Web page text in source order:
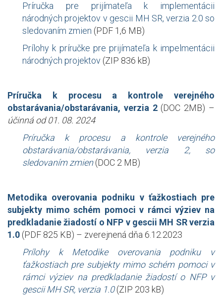
Príručka pre prijímateľa k implementácii
národných projektov v gescii MH SR, verzia 2.0 so
sledovaním zmien (PDF 1,6 MB)
Prílohy k príručke pre prijímateľa k impelmentácii
národných projektov (ZIP 836 kB)
Príručka
k procesu a kontrole verejného
obstarávania/obstarávania, verzia 2(DOC 2MB) –
účinnáod 01. 08. 2024
Príručka
k procesu a kontrole verejného
obstarávania/obstarávania, verzia 2, so
sledovaním zmien(DOC 2 MB)
Metodika overovania podniku v ťažkostiach pre
subjekty mimo schém pomoci v rámci výziev na
predkladanie žiadostí o NFP v gescii MH SR verzia
1.0 (PDF 825 KB) – zverejnená dňa 6.12.2023
Prílohy k Metodike overovania podniku v
ťažkostiach pre subjekty mimo schém pomoci v
rámci výziev na predkladanie žiadostí o NFP v
gescii MH SR, verzia 1.0 (ZIP 203 kB)